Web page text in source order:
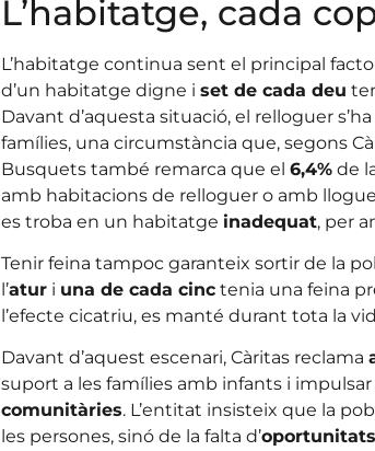
L’habitatge, cada
L’habitatge continua sent el principal
d’un habitatge digne i set de cada deu
Davant d’aquesta situació, el relloguer
famílies, una circumstància que, segons
Busquets també remarca que el 6,4%de
amb habitacions de relloguer o amb
es troba en un habitatge inadequat, per
Tenir feina tampoc garanteix sortir de la
l’aturi una de cada cinctenia una feina
l’efecte cicatriu, es manté durant tota la
Davant d’aquest escenari, Càritas reclama
suport a les famílies amb infants i
comunitàries. L’entitat insisteix que la
les persones, sinó de la falta d’oportunitats